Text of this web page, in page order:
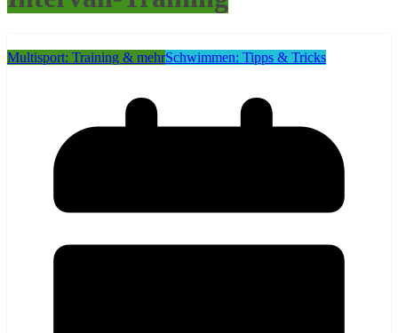
Multisport: Training & mehrSchwimmen: Tipps & Tricks